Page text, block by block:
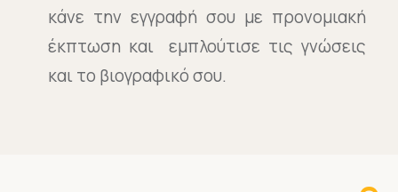
κάνε την εγγραφή σου με προνομιακή
έκπτωση και εμπλούτισε τις γνώσεις
και το βιογραφικό σου.